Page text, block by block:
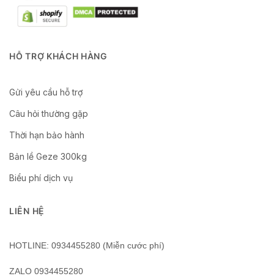
HỖ TRỢ KHÁCH HÀNG
Gửi yêu cầu hỗ trợ
Câu hỏi thường gặp
Thời hạn bảo hành
Bản lề Geze 300kg
Biểu phí dịch vụ
LIÊN HỆ
HOTLINE: 0934455280 (Miễn cước phí)
ZALO 0934455280